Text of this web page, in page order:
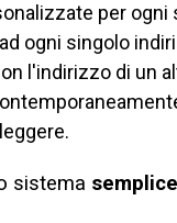
per ogni
ogni singolo
l'indirizzo di un
sistema